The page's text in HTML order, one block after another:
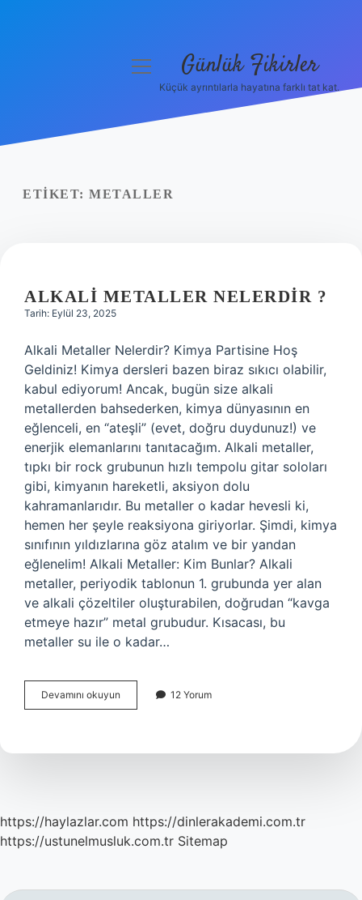
Yasal Uyarı
menüyü Günlük Fikirler
Küçük ayrıntılarla hayatına farklı tat kat.
ETIKET: METALLER
ALKALI METALLER NELERDIR ?
Tarih: Eylül 23, 2025
Alkali Metaller Nelerdir? Kimya Partisine Hoş
Geldiniz! Kimya dersleri bazen biraz sıkıcı olabilir,
kabul ediyorum! Ancak, bugün size alkali
metallerden bahsederken, kimya dünyasının en
eğlenceli, en “ateşli” (evet, doğru duydunuz!) ve
enerjik elemanlarını tanıtacağım. Alkali metaller,
tıpkı bir rock grubunun hızlı tempolu gitar soloları
gibi, kimyanın hareketli, aksiyon dolu
kahramanlarıdır. Bu metaller o kadar hevesli ki,
hemen her şeyle reaksiyona giriyorlar. Şimdi, kimya
sınıfının yıldızlarına göz atalım ve bir yandan
eğlenelim! Alkali Metaller: Kim Bunlar? Alkali
metaller, periyodik tablonun 1. grubunda yer alan
ve alkali çözeltiler oluşturabilen, doğrudan “kavga
etmeye hazır” metal grubudur. Kısacası, bu
metaller su ile o kadar…
Devamını okuyun
metaller
12 Yorum
https://haylazlar.com https://dinlerakademi.com.tr
https://ustunelmusluk.com.tr Sitemap